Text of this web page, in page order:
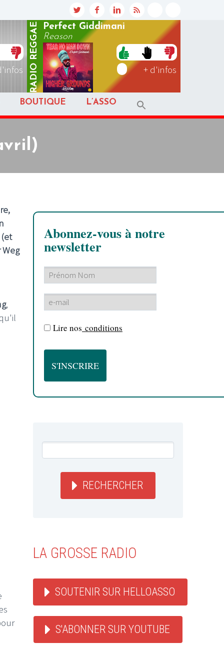
RADIO
REGGAE
Perfect Giddimani
Reason
+ d'infos
BOUTIQUE L’ASSO
,
Abonnez-vous à notre
newsletter
Lire nos conditions
RECHERCHER
LA GROSSE RADIO
SOUTENIR SUR HELLOASSO
S'ABONNER SUR YOUTUBE